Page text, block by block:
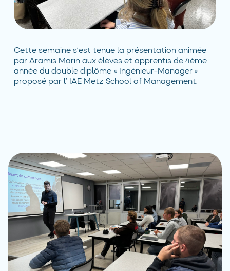
Cette semaine s’est tenue la présentation animée
par Aramis Marin aux élèves et apprentis de 4ème
année du double diplôme « Ingénieur-Manager »
proposé par l’ IAE Metz School of Management.